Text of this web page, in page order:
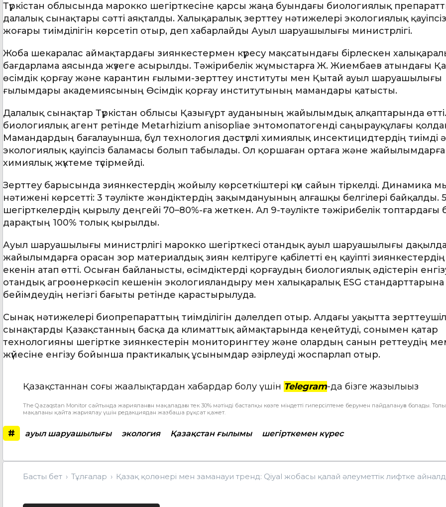
Түркістан облысында марокко шегірткесіне қарсы жаңа буындағы биологиялық
далалық сынақтары сәтті аяқталды. Халықаралық зерттеу нәтижелері экологиялық
жоғары тиімділігін көрсетіп отыр, деп хабарлайды Ауыл шаруашылығы министрлігі.
Жоба шекаралас аймақтардағы зиянкестермен күресу мақсатындағы бірлескен
бағдарлама аясында жүзеге асырылды. Тәжірибелік жұмыстарға Ж. Жиембаев атындағы
өсімдік қорғау және карантин ғылыми-зерттеу институты мен Қытай ауыл шаруашылығы
ғылымдары академиясының Өсімдік қорғау институтының мамандары қатысты.
Далалық сынақтар Түркістан облысы Қазығұрт ауданының жайылымдық алқаптарында өтті.
биологиялық агент ретінде Metarhizium anisopliae энтомопатогенді саңырауқұлағы
Мамандардың бағалауынша, бұл технология дәстүрлі химиялық инсектицидтердің тиімді
экологиялық қауіпсіз баламасы болып табылады. Ол қоршаған ортаға және жайылымдарға
химиялық жүктеме түсірмейді.
Зерттеу барысында зиянкестердің жойылу көрсеткіштері күн сайын тіркелді. Динамика
нәтижені көрсетті: 3 тәулікте жәндіктердің зақымдануының алғашқы белгілері байқалды.
шегірткелердің қырылу деңгейі 70–80%-ға жеткен. Ал 9-тәулікте тәжірибелік топтардағы
дарақтың 100% толық қырылды.
Ауыл шаруашылығы министрлігі марокко шегірткесі отандық ауыл шаруашылығы
жайылымдарға орасан зор материалдық зиян келтіруге қабілетті ең қауіпті зиянкестердің
екенін атап өтті. Осыған байланысты, өсімдіктерді қорғаудың биологиялық әдістерін
отандық агроөнеркәсіп кешенін экологияландыру мен халықаралық ESG стандарттарына
бейімдеудің негізгі бағыты ретінде қарастырылуда.
Сынақ нәтижелері биопрепараттың тиімділігін дәлелдеп отыр. Алдағы уақытта
сынақтарды Қазақстанның басқа да климаттық аймақтарында кеңейтуді, сонымен қатар
технологияны шегіртке зиянкестерін мониторингтеу және олардың санын реттеудің
жүйесіне енгізу бойынша практикалық ұсынымдар әзірлеуді жоспарлап отыр.
Қазақстаннан соңғы жаңалықтардан хабардар болу үшін Telegram-да бізге жазылыңыз
The Qazaqstan Monitor сайтында жарияланған мақаладағы тек 30% мәтінді бастапқы көзге міндетті гиперсілтеме берумен пайдалануға болады.
мақаланы қайта жариялау үшін редакциядан жазбаша рұқсат қажет.
# ауыл шаруашылығы экология Қазақстан ғылымы шегірткемен күрес
Басты бет Тұлғалар Қазақ қолөнері мен заманауи тренд: Qiyal жобасы қалай әлеуметтік лифтке